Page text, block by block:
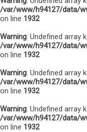
/var/www/h94127/data/
on line 1932
Warning: Undefined array
/var/www/h94127/data/
on line 1932
Warning: Undefined array
/var/www/h94127/data/
on line 1932
Warning: Undefined array
/var/www/h94127/data/
on line 1932